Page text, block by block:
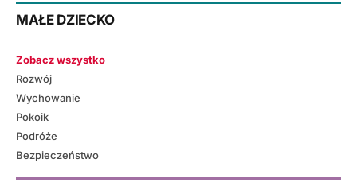
MAŁE DZIECKO
Zobacz wszystko
Rozwój
Wychowanie
Pokoik
Podróże
Bezpieczeństwo